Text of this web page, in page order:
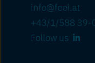
info@feei.at
+43/1/588 39-
Follow us